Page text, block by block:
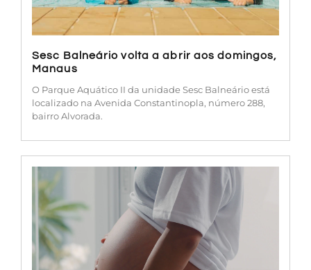
Sesc Balneário volta a abrir aos domingos,
Manaus
O Parque Aquático II da unidade Sesc Balneário está
localizado na Avenida Constantinopla, número 288,
bairro Alvorada.